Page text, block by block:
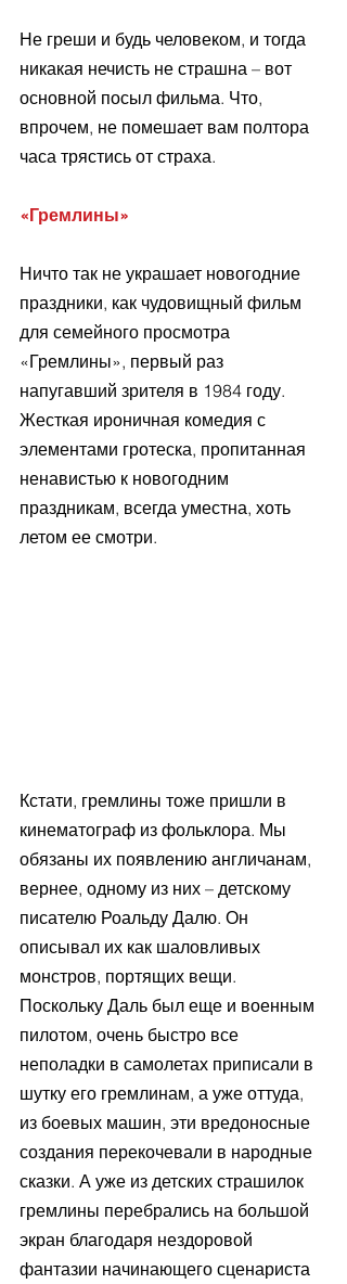
Не греши и будь человеком, и тогда
никакая нечисть не страшна – вот
основной посыл фильма. Что,
впрочем, не помешает вам полтора
часа трястись от страха.
«Гремлины»
Ничто так не украшает новогодние
праздники, как чудовищный фильм
для семейного просмотра
«Гремлины», первый раз
напугавший зрителя в 1984 году.
Жесткая ироничная комедия с
элементами гротеска, пропитанная
ненавистью к новогодним
праздникам, всегда уместна, хоть
летом ее смотри.
Кстати, гремлины тоже пришли в
кинематограф из фольклора. Мы
обязаны их появлению англичанам,
вернее, одному из них – детскому
писателю Роальду Далю. Он
описывал их как шаловливых
монстров, портящих вещи.
Поскольку Даль был еще и военным
пилотом, очень быстро все
неполадки в самолетах приписали в
шутку его гремлинам, а уже оттуда,
из боевых машин, эти вредоносные
создания перекочевали в народные
сказки. А уже из детских страшилок
гремлины перебрались на большой
экран благодаря нездоровой
фантазии начинающего сценариста